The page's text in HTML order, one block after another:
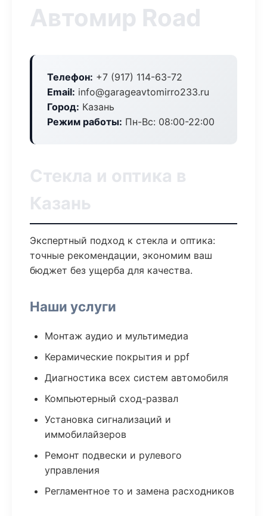
Автомир Road
Телефон: +7 (917) 114-63-72
Email: info@garageavtomirro233.ru
Город: Казань
Режим работы: Пн-Вс: 08:00-22:00
Стекла и оптика в
Казань
Экспертный подход к стекла и оптика:
точные рекомендации, экономим ваш
бюджет без ущерба для качества.
Наши услуги
Монтаж аудио и мультимедиа
Керамические покрытия и ppf
Диагностика всех систем автомобиля
Компьютерный сход-развал
Установка сигнализаций и
иммобилайзеров
Ремонт подвески и рулевого
управления
Регламентное то и замена расходников